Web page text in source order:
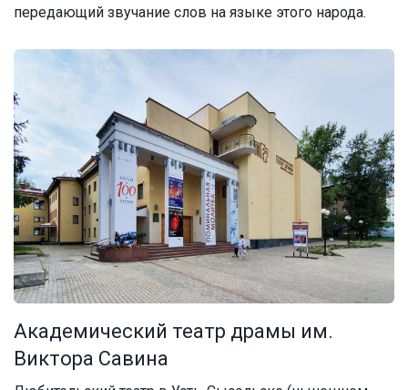
передающий звучание слов на языке этого народа.
Академический театр драмы им.
Виктора Савина